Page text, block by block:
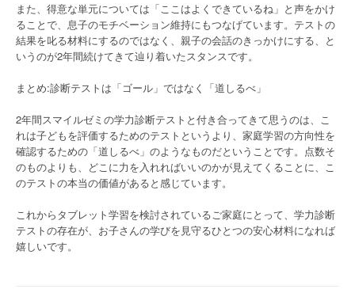
また、得意な単元については「ここはよくできているね」と声をかけ
ることで、息子のモチベーション維持にもつなげています。テストの
結果を叱る材料にするのではなく、親子の会話のきっかけにする、と
いうのが2年間続けてきて辿り着いたスタンスです。
まとめ:診断テストは「ゴール」ではなく「道しるべ」
2年間スマイルゼミの学力診断テストと付き合ってきて思うのは、こ
れは子どもを評価するためのテストというより、家庭学習の方向性を
確認するための「道しるべ」のようなものだということです。点数そ
のものよりも、どこに力を入れればいいのかが見えてくることに、こ
のテストの本当の価値があると感じています。
これからタブレット学習を検討されているご家庭にとって、学力診断
テストの存在が、お子さんの学びを見守るひとつの安心材料になれば
嬉しいです。